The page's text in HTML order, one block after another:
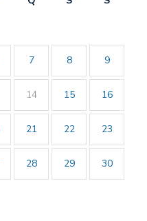
7 8 9
14 15 16
21 22 23
28 29 30